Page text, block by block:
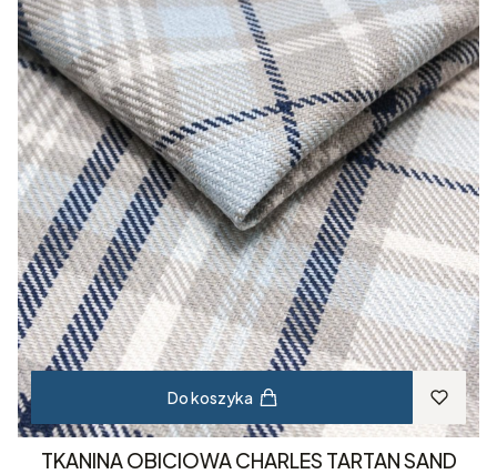
Do koszyka
TKANINA OBICIOWA CHARLES TARTAN SAND